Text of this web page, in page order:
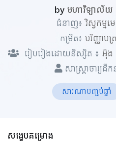
by មហាវិទ្យាល័យ
ជំនាញ៖វិស្វកម្ម
កម្រិត៖ បរិញ្ញាប
រៀបរៀងដោយនិស្សិត ៖ អ៊ុង
សាស្ត្រាចារ្យដឹក
សារណាបញ្ចប់ឆ្នាំ
សង្ខេបគម្រោង